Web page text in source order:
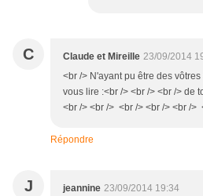
C Claude et Mireille 23/09/2014
<br /> N'ayant pu être des
vous lire :<br /> <br /> <br /> de
<br /> <br /> <br /> <br /> <br />
Répondre
J jeannine 23/09/2014 19:34